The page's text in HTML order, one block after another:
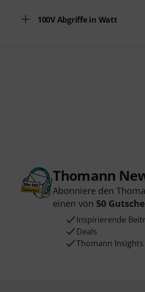
100V Abgriffe in Watt
Thomann
Abonniere den
einen von 50
Inspirierende
Deals
Thomann Insights